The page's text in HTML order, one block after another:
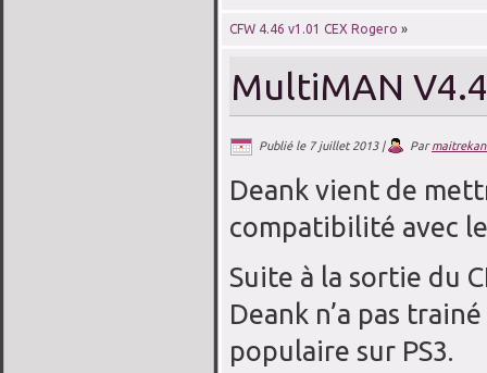
CFW 4.46 v1.01 CEX Rogero »
MultiMAN
Publié le 7 juillet 2013| Par
Deank vient de
compatibilité avec
Suite à la sortie du
Deank n’a pas
populaire sur PS3.